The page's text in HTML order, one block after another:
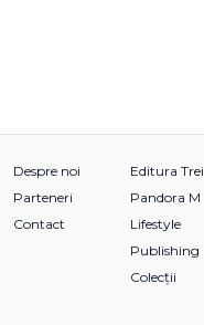
Despre noi
Parteneri
Contact
Editura Trei
Pandora M
Lifestyle
Publishing
Colecții